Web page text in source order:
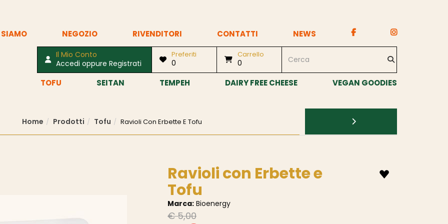
NEGOZIO RIVENDITORI CONTATTI NEWS
Il Mio Conto
Accedi oppure Registrati
Preferiti
0
Carrello
0
TOFU SEITAN TEMPEH DAIRY FREE CHEESE VEGAN GOODIES
Home Prodotti Tofu Ravioli Con Erbette E Tofu
Ravioli con Erbette e
Tofu
Marca: Bioenergy
€ 5,00